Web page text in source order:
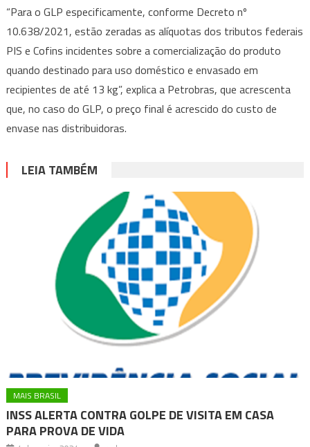
“Para o GLP especificamente, conforme Decreto nº
10.638/2021, estão zeradas as alíquotas dos tributos federais
PIS e Cofins incidentes sobre a comercialização do produto
quando destinado para uso doméstico e envasado em
recipientes de até 13 kg”, explica a Petrobras, que acrescenta
que, no caso do GLP, o preço final é acrescido do custo de
envase nas distribuidoras.
LEIA TAMBÉM
MAIS BRASIL
INSS ALERTA CONTRA GOLPE DE VISITA EM CASA
PARA PROVA DE VIDA